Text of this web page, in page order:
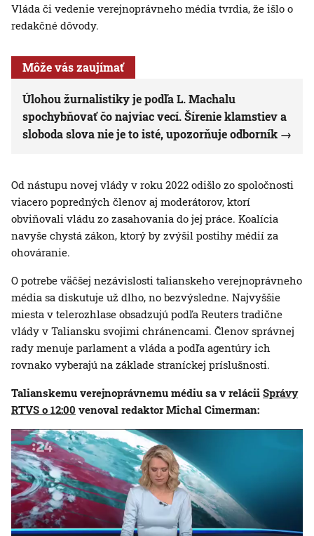
Vláda či vedenie verejnoprávneho média tvrdia, že išlo o
redakčné dôvody.
Môže vás zaujímať
Úlohou žurnalistiky je podľa L. Machalu
spochybňovať čo najviac vecí. Šírenie klamstiev a
sloboda slova nie je to isté, upozorňuje odborník
Od nástupu novej vlády v roku 2022 odišlo zo spoločnosti
viacero popredných členov aj moderátorov, ktorí
obviňovali vládu zo zasahovania do jej práce. Koalícia
navyše chystá zákon, ktorý by zvýšil postihy médií za
ohováranie.
O potrebe väčšej nezávislosti talianskeho verejnoprávneho
média sa diskutuje už dlho, no bezvýsledne. Najvyššie
miesta v telerozhlase obsadzujú podľa Reuters tradične
vlády v Taliansku svojimi chránencami. Členov správnej
rady menuje parlament a vláda a podľa agentúry ich
rovnako vyberajú na základe straníckej príslušnosti.
Talianskemu verejnoprávnemu médiu sa v relácii Správy
RTVS o 12:00 venoval redaktor Michal Cimerman: